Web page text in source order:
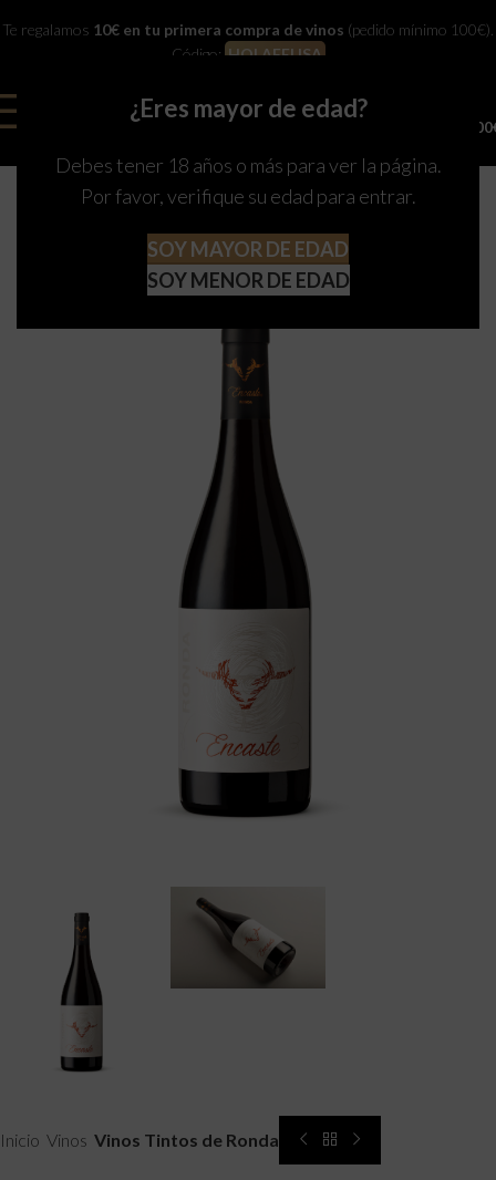
¿Eres mayor de edad?
Debes tener 18 años o más para ver la página.
Por favor, verifique su edad para entrar.
SOY MAYOR DE EDAD
SOY MENOR DE EDAD
Te regalamos 10€ en tu primera compra de vinos (pedido mínimo 100€).
Código: HOLAFELISA
0,00
Inicio Vinos Vinos Tintos de Ronda